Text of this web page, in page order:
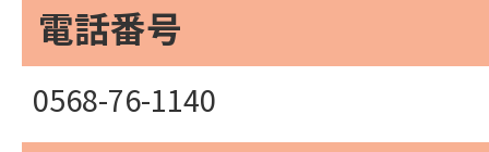
電話番号
0568-76-1140